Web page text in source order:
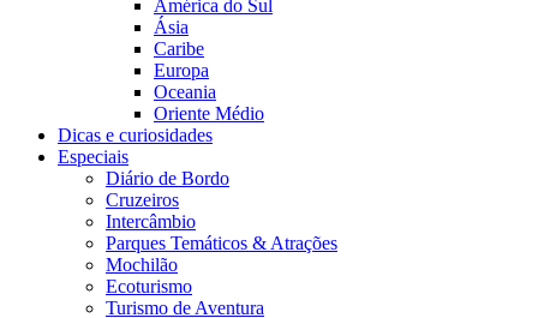
América do Sul
Ásia
Caribe
Europa
Oceania
Oriente Médio
Dicas e curiosidades
Especiais
Diário de Bordo
Cruzeiros
Intercâmbio
Parques Temáticos & Atrações
Mochilão
Ecoturismo
Turismo de Aventura